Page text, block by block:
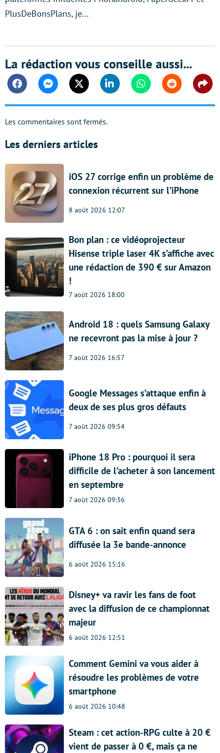
PlusDeBonsPlans, je…
La rédaction vous conseille aussi...
FacebookMessengerTwitter Linkedin WhatsappReddit
Les commentaires sont fermés.
Les derniers articles
iOS 27 corrige enfin un problème de
connexion récurrent sur l’iPhone
8 août 2026 12:07
Bon plan : ce vidéoprojecteur
Hisense triple laser 4K s’affiche avec
une rédaction de 390 € sur Amazon
!
7 août 2026 18:00
Android 18 : quels Samsung Galaxy
ne recevront pas la mise à jour ?
7 août 2026 16:57
Google Messages s’attaque enfin à
deux de ses plus gros défauts
7 août 2026 09:54
iPhone 18 Pro : pourquoi il sera
difficile de l’acheter à son lancement
en septembre
7 août 2026 09:36
GTA 6 : on sait enfin quand sera
diffusée la 3e bande-annonce
6 août 2026 15:16
Disney+ va ravir les fans de foot
avec la diffusion de ce championnat
majeur
6 août 2026 12:51
Comment Gemini va vous aider à
résoudre les problèmes de votre
smartphone
6 août 2026 10:48
Steam : cet action-RPG culte à 20 €
vient de passer à 0 €, mais ça ne